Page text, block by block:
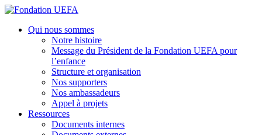
Aller
contenu
Fondation UEFA
Qui nous sommes
Notre histoire
Message du Président de la Fondation UEFA pour
l’enfance
Structure et organisation
Nos supporters
Nos ambassadeurs
Appel à projets
Ressources
Documents internes